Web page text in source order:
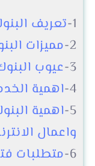
1- تعريف
2- مميزات
3- عيوب
4- اهمية
5- اهمية
واعمال
6- متطلبات